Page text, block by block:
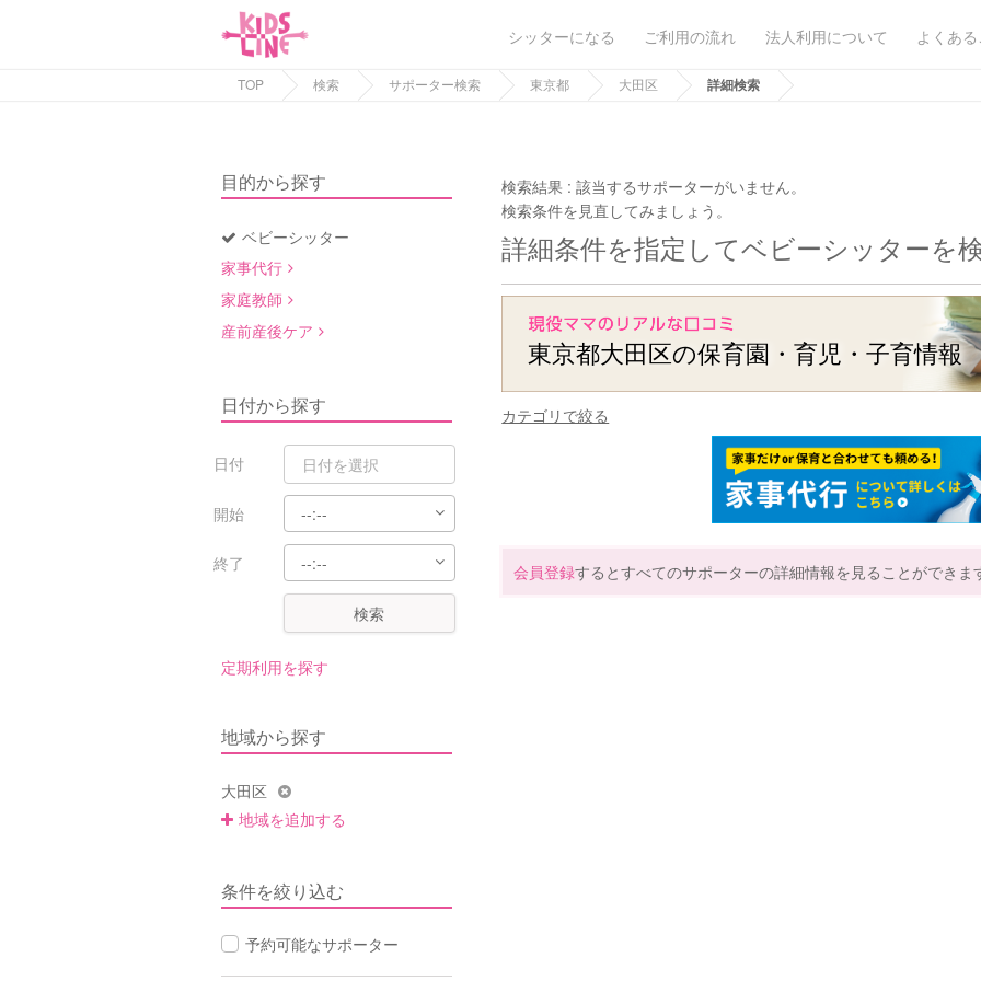
シッターになる ご利用の流れ 法人利用について よくあ
TOP 検索 サポーター検索 東京都 大田区 詳細検索
目的から探す
ベビーシッター
家事代行
家庭教師
産前産後ケア
日付から探す
日付
開始
終了
検索
定期利用を探す
地域から探す
大田区
地域を追加する
条件を絞り込む
予約可能なサポーター
検索結果 :該当するサポーターがいません。
検索条件を見直してみましょう。
詳細条件を指定してベビーシッターを
東京都大田区の保育園・育児・子育情報
カテゴリで絞る
会員登録するとすべてのサポーターの詳細情報を見ることができま